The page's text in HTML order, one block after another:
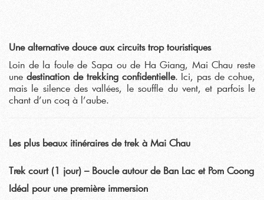
Une alternative douce aux circuits trop touristiques
Loin de la foule de Sapa ou de Ha Giang, Mai Chau reste
une destination de trekking confidentielle. Ici, pas de cohue,
mais le silence des vallées, le souffle du vent, et parfois le
chant d’un coq à l’aube.
Les plus beaux itinéraires de trek à Mai Chau
Trek court (1 jour) – Boucle autour de Ban Lac et Pom Coong
Idéal pour une première immersion